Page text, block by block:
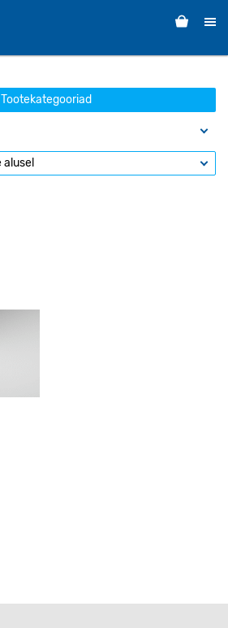
Tootekategooriad